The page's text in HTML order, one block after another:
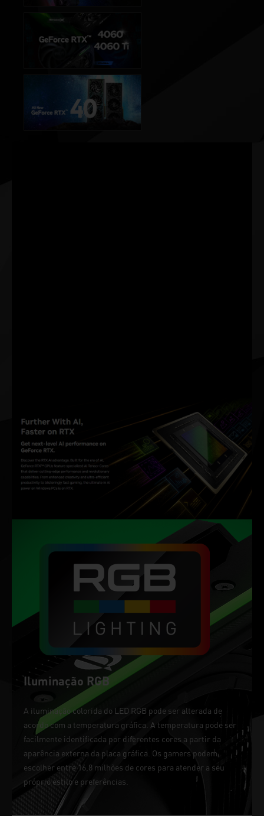
Iluminação RGB
A iluminação colorida do LED RGB pode ser alterada de
acordo com a temperatura gráfica. A temperatura pode ser
facilmente identificada por diferentes cores a partir da
aparência externa da placa gráfica. Os gamers podem
escolher entre 16,8 milhões de cores para atender a seu
próprio estilo e preferências.